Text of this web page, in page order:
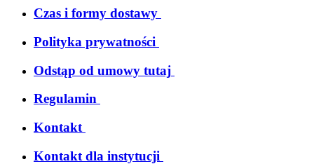
Czas i formy dostawy
Polityka prywatności
Odstąp od umowy tutaj
Regulamin
Kontakt
Kontakt dla instytucji